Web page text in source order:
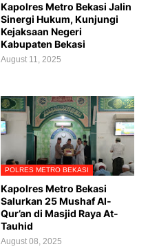
Kapolres Metro Bekasi Jalin
Sinergi Hukum, Kunjungi
Kejaksaan Negeri
Kabupaten Bekasi
August 11, 2025
POLRES METRO BEKASI
Kapolres Metro Bekasi
Salurkan 25 Mushaf Al-
Qur’an di Masjid Raya At-
Tauhid
August 08, 2025